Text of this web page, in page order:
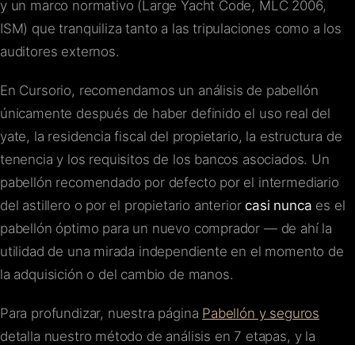
y un marco normativo (Large Yacht Code, MLC 2006,
ISM) que tranquiliza tanto a las tripulaciones como a los
auditores externos.
En Cursorio, recomendamos un análisis de pabellón
únicamente después de haber definido el uso real del
yate, la residencia fiscal del propietario, la estructura de
tenencia y los requisitos de los bancos asociados. Un
pabellón recomendado por defecto por el intermediario
del astillero o por el propietario anteriorcasi nunca es el
pabellón óptimo para un nuevo comprador — de ahí la
utilidad de una mirada independiente en el momento de
la adquisición o del cambio de manos.
Para profundizar, nuestra página Pabellón y seguros
detalla nuestro método de análisis en 7 etapas, y la